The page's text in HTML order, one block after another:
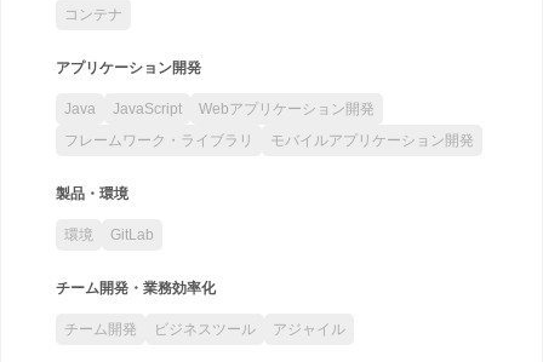
コンテナ
アプリケーション開発
Java JavaScript
Webアプリケーション開発
フレームワーク・ライブラリ
モバイルアプリケーション開発
製品・環境
環境 GitLab
チーム開発・業務効率化
チーム開発 ビジネスツール アジャイル